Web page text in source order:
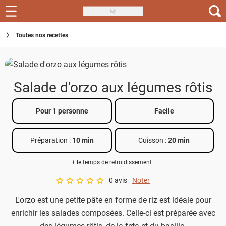
Skip
to
main
Recettes
Inspirations
Menu de la semaine
Actus
Téléchargez l'app Saveurs Recettes
Toutes nos recettes
Salade d'orzo aux légumes rôtis
Pour 1 personne Facile
Préparation : 10 min Cuisson :20 min
+ le temps de refroidissement
A star rating of 0 out of 5.
0 avis Noter
L'orzo est une petite pâte en forme de riz est idéale pour
enrichir les salades composées. Celle-ci est préparée avec